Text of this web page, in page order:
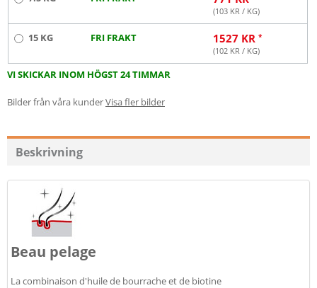
(103 KR / KG)
15 KG FRI FRAKT 1527 KR
(102 KR / KG)
VI SKICKAR INOM HÖGST 24 TIMMAR
Bilder från våra kunderVisa fler bilder
Beskrivning
Beau pelage
La combinaison d'huile de bourrache et de biotine